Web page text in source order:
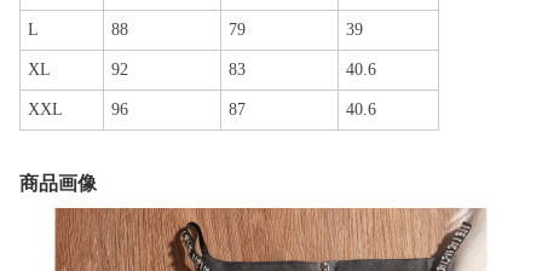
L 88 79 39
XL 92 83 40.6
XXL 96 87 40.6
商品画像